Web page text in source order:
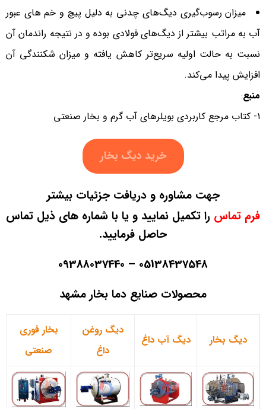
میزان رسوب‌گیری دیگ‌های چدنی به دلیل پیچ و خم های عبور
آب به مراتب بیشتر از دیگ‌های فولادی بوده و در نتیجه راندمان آن
نسبت به حالت اولیه سریع‌تر کاهش یافته و میزان شکنندگی آن
افزایش پیدا می‌کند.
منبع:
۱- کتاب مرجع کاربردی بویلرهای آب گرم و بخار صنعتی
خرید دیگ بخار
جهت مشاوره و دریافت جزئیات بیشتر
فرم تماس را تکمیل نمایید و یا با شماره های ذیل تماس
حاصل فرمایید.
05138437548 –
09388037440
محصولات صنایع دما بخار مشهد
دیگ بخار دیگ آب داغ
دیگ روغن
داغ
بخار فوری
صنعتی